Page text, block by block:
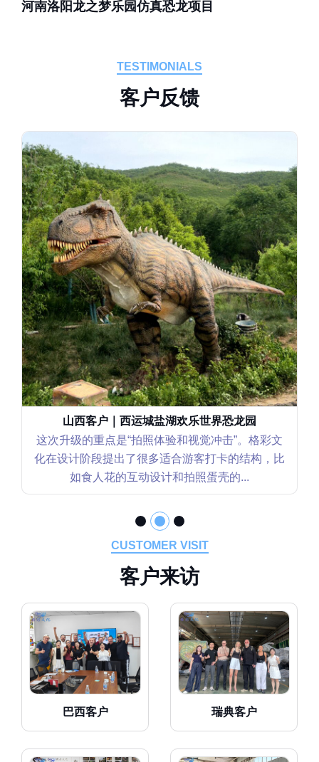
河南洛阳龙之梦乐园仿真恐龙项目
TESTIMONIALS
客户反馈
辽宁客户｜沈阳世博园恐龙花园
这个恐龙花园项目我们更关注“互动性和可持续
营”。格彩文化在设计上不仅考虑视觉效果，还
点强化了坐骑类互动装置的安全性和...
CUSTOMER VISIT
客户来访
巴西客户 瑞典客户